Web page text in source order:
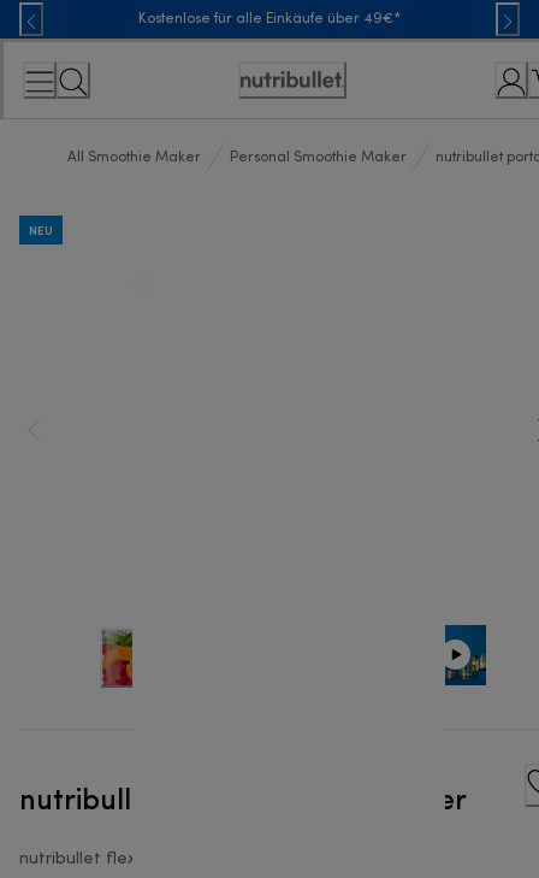
Skip
to
Content
Kostenlose für alle Einkäufe über 49€*
Erklärung
Zugänglichkeit
All Smoothie Maker Personal Smoothie Maker nutribullet
NEU
nutribullet Flex™ - Portable Mixer
nutribullet flex